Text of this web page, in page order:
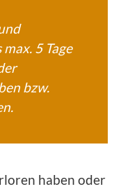
5 Tage
bzw.
haben oder